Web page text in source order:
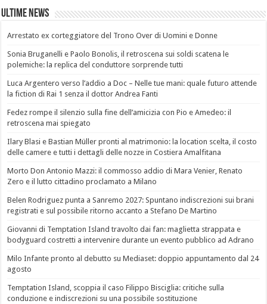
Ultime News
Arrestato ex corteggiatore del Trono Over di Uomini e Donne
Sonia Bruganelli e Paolo Bonolis, il retroscena sui soldi scatena le
polemiche: la replica del conduttore sorprende tutti
Luca Argentero verso l’addio a Doc – Nelle tue mani: quale futuro attende
la fiction di Rai 1 senza il dottor Andrea Fanti
Fedez rompe il silenzio sulla fine dell’amicizia con Pio e Amedeo: il
retroscena mai spiegato
Ilary Blasi e Bastian Müller pronti al matrimonio: la location scelta, il costo
delle camere e tutti i dettagli delle nozze in Costiera Amalfitana
Morto Don Antonio Mazzi: il commosso addio di Mara Venier, Renato
Zero e il lutto cittadino proclamato a Milano
Belen Rodriguez punta a Sanremo 2027: Spuntano indiscrezioni sui brani
registrati e sul possibile ritorno accanto a Stefano De Martino
Giovanni di Temptation Island travolto dai fan: maglietta strappata e
bodyguard costretti a intervenire durante un evento pubblico ad Adrano
Milo Infante pronto al debutto su Mediaset: doppio appuntamento dal 24
agosto
Temptation Island, scoppia il caso Filippo Bisciglia: critiche sulla
conduzione e indiscrezioni su una possibile sostituzione